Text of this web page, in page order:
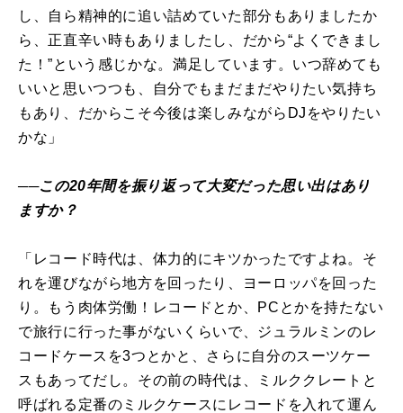
し、自ら精神的に追い詰めていた部分もありましたか
ら、正直辛い時もありましたし、だから“よくできまし
た！”という感じかな。満足しています。いつ辞めても
いいと思いつつも、自分でもまだまだやりたい気持ち
もあり、だからこそ今後は楽しみながらDJをやりたい
かな」
──この20年間を振り返って大変だった思い出はあり
ますか？
「レコード時代は、体力的にキツかったですよね。そ
れを運びながら地方を回ったり、ヨーロッパを回った
り。もう肉体労働！レコードとか、PCとかを持たない
で旅行に行った事がないくらいで、ジュラルミンのレ
コードケースを3つとかと、さらに自分のスーツケー
スもあってだし。その前の時代は、ミルククレートと
呼ばれる定番のミルクケースにレコードを入れて運ん